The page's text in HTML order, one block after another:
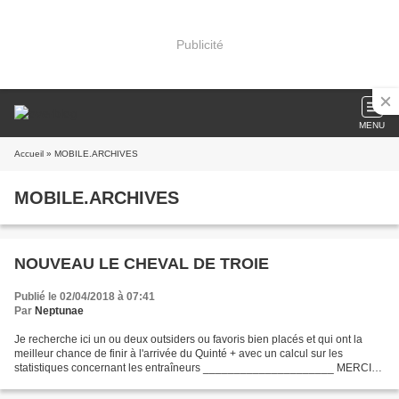
Publicité
MENU
Accueil » MOBILE.ARCHIVES
MOBILE.ARCHIVES
NOUVEAU LE CHEVAL DE TROIE
Publié le 02/04/2018 à 07:41
Par Neptunae
Je recherche ici un ou deux outsiders ou favoris bien placés et qui ont la
meilleur chance de finir à l'arrivée du Quinté + avec un calcul sur les
statistiques concernant les entraîneurs _____________________ MERCI